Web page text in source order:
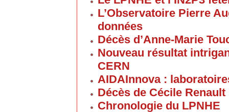
L’Observatoire Pierre
données
Décès d’Anne-Marie
Nouveau résultat
CERN
AIDAInnova :
Décès de Cécile Renault
Chronologie du LPNHE